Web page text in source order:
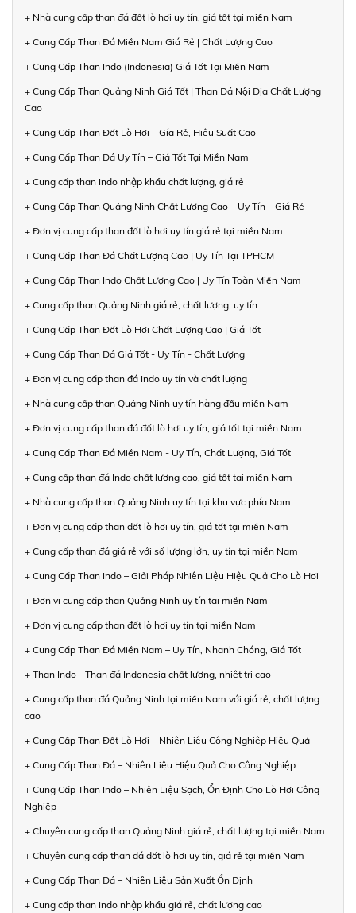
+ Nhà cung cấp than đá đốt lò hơi uy tín, giá tốt tại miền Nam
+ Cung Cấp Than Đá Miền Nam Giá Rẻ | Chất Lượng Cao
+ Cung Cấp Than Indo (Indonesia) Giá Tốt Tại Miền Nam
+ Cung Cấp Than Quảng Ninh Giá Tốt | Than Đá Nội Địa Chất Lượng
Cao
+ Cung Cấp Than Đốt Lò Hơi – Gía Rẻ, Hiệu Suất Cao
+ Cung Cấp Than Đá Uy Tín – Giá Tốt Tại Miền Nam
+ Cung cấp than Indo nhập khẩu chất lượng, giá rẻ
+ Cung Cấp Than Quảng Ninh Chất Lượng Cao – Uy Tín – Giá Rẻ
+ Đơn vị cung cấp than đốt lò hơi uy tín giá rẻ tại miền Nam
+ Cung Cấp Than Đá Chất Lượng Cao | Uy Tín Tại TPHCM
+ Cung Cấp Than Indo Chất Lượng Cao | Uy Tín Toàn Miền Nam
+ Cung cấp than Quảng Ninh giá rẻ, chất lượng, uy tín
+ Cung Cấp Than Đốt Lò Hơi Chất Lượng Cao | Giá Tốt
+ Cung Cấp Than Đá Giá Tốt - Uy Tín - Chất Lượng
+ Đơn vị cung cấp than đá Indo uy tín và chất lượng
+ Nhà cung cấp than Quảng Ninh uy tín hàng đầu miền Nam
+ Đơn vị cung cấp than đá đốt lò hơi uy tín, giá tốt tại miền Nam
+ Cung Cấp Than Đá Miền Nam - Uy Tín, Chất Lượng, Giá Tốt
+ Cung cấp than đá Indo chất lượng cao, giá tốt tại miền Nam
+ Nhà cung cấp than Quảng Ninh uy tín tại khu vực phía Nam
+ Đơn vị cung cấp than đốt lò hơi uy tín, giá tốt tại miền Nam
+ Cung cấp than đá giá rẻ với số lượng lớn, uy tín tại miền Nam
+ Cung Cấp Than Indo – Giải Pháp Nhiên Liệu Hiệu Quả Cho Lò Hơi
+ Đơn vị cung cấp than Quảng Ninh uy tín tại miền Nam
+ Đơn vị cung cấp than đốt lò hơi uy tín tại miền Nam
+ Cung Cấp Than Đá Miền Nam – Uy Tín, Nhanh Chóng, Giá Tốt
+ Than Indo - Than đá Indonesia chất lượng, nhiệt trị cao
+ Cung cấp than đá Quảng Ninh tại miền Nam với giá rẻ, chất lượng
cao
+ Cung Cấp Than Đốt Lò Hơi – Nhiên Liệu Công Nghiệp Hiệu Quả
+ Cung Cấp Than Đá – Nhiên Liệu Hiệu Quả Cho Công Nghiệp
+ Cung Cấp Than Indo – Nhiên Liệu Sạch, Ổn Định Cho Lò Hơi Công
Nghiệp
+ Chuyên cung cấp than Quảng Ninh giá rẻ, chất lượng tại miền Nam
+ Chuyên cung cấp than đá đốt lò hơi uy tín, giá rẻ tại miền Nam
+ Cung Cấp Than Đá – Nhiên Liệu Sản Xuất Ổn Định
+ Cung cấp than Indo nhập khẩu giá rẻ, chất lượng cao